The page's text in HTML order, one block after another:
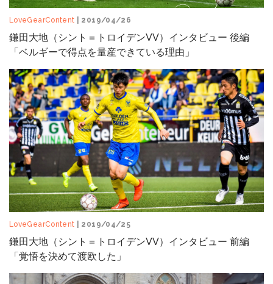
LoveGearContent | 2019/04/26
鎌田大地（シント＝トロイデンVV）インタビュー 後編
「ベルギーで得点を量産できている理由」
LoveGearContent | 2019/04/25
鎌田大地（シント＝トロイデンVV）インタビュー 前編
「覚悟を決めて渡欧した」